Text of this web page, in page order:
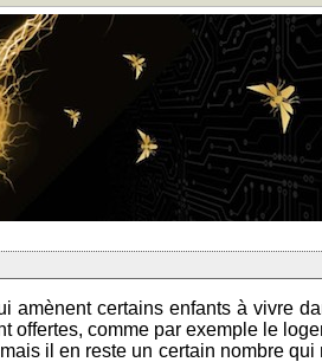
amènent certains enfants à vivre
offertes, comme par exemple le
il en reste un certain nombre